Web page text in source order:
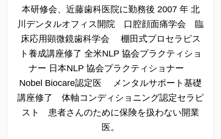
本研修会、近藤歯科医院に勤務後 2007 年 北
川デンタルオフィス開院 口腔顔面痛学会 臨
床応用顕微鏡歯科学会 棚田式プロセラピス
ト養成講座修了 全米NLP 協会プラクティショ
ナー 日本NLP 協会プラクティショナー
Nobel Biocare認定医 メンタルサポート基礎
講座修了 体軸コンディショニング認定セラピ
スト 患者さんのために保険を扱わない開業
医。